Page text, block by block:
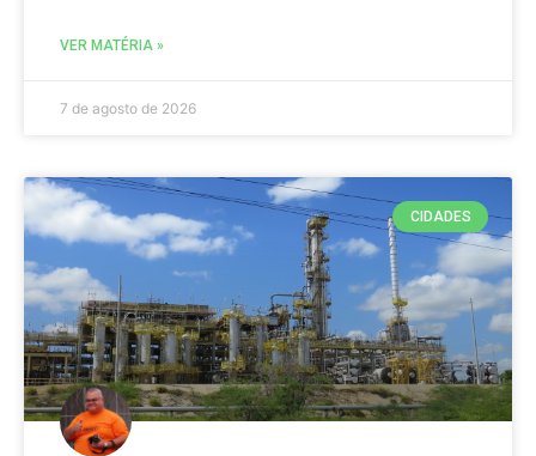
VER MATÉRIA »
7 de agosto de 2026
CIDADES